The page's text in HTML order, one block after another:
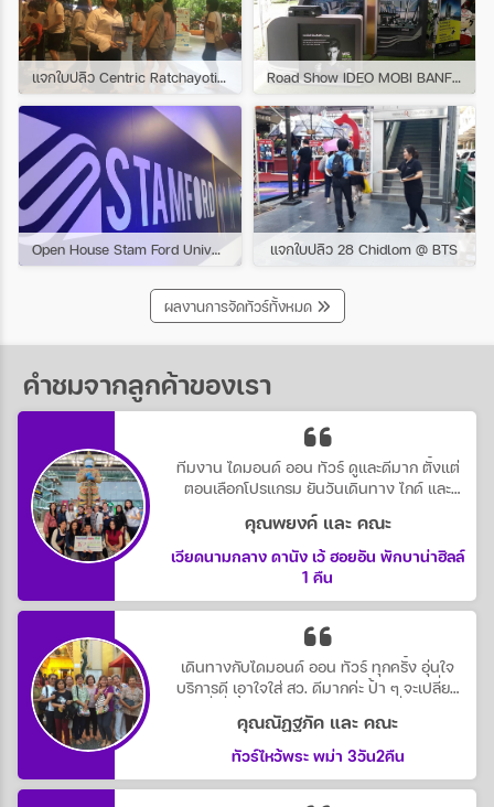
แจกใบปลิว Centric Ratchayotin @ Central East Ville Road Show IDEO MOBI BANFSUE
Open House Stam Ford University แจกใบปลิว 28 Chidlom @ BTS
ผลงานการจัดทัวร์ทั้งหมด
คำชมจากลูกค้าของเรา
ทีมงาน ไดมอนด์ ออน ทัวร์ ดูและดีมาก ตั้งแต่
ตอนเลือกโปรแกรม ยันวันเดินทาง ไกด์ และ
หัวหน้าทัวร์ ดูแลดีตลอดทริป น่ารักทุกคน
คุณพยงค์ และ คณะ
เวียดนามกลาง ดานัง เว้ ฮอยอัน พักบาน่าฮิลล์
1 คืน
เดินทางกับไดมอนด์ ออน ทัวร์ ทุกครั้ง อุ่นใจ
บริการดี เอาใจใส่ สว. ดีมากค่ะ ป้า ๆ จะเปลี่ยน
ออน ทัวร์
คุณณัฏฐภัค และ คณะ
ทัวร์ไหว้พระ พม่า 3วัน2คืน